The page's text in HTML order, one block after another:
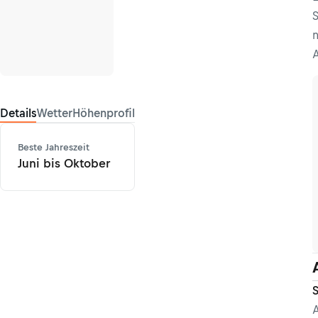
DetailsWetterHöhenprofil
Beste Jahreszeit
Juni bis Oktober